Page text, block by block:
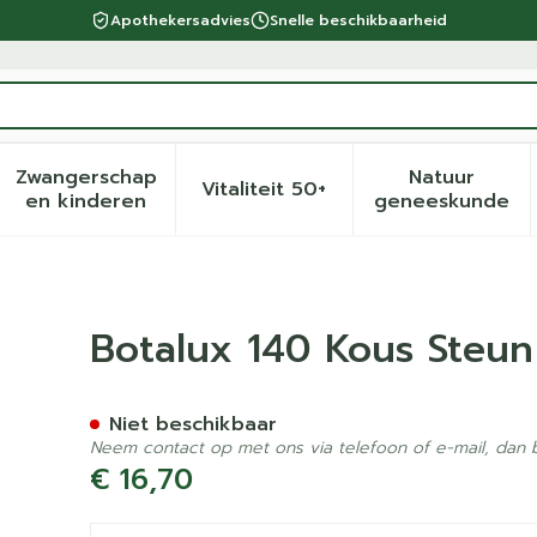
Apothekersadvies Snelle beschikbaarheid
verzorging en hygiëne categorie
voor Dieet, voeding en vitamines categorie
Zwangerschap
en kinderenToon submenu voor Zwangerschap en
Vitaliteit 50+Toon submenu voor
Natuur
geneeskunde
Toon
Botalux 140 Kous
€ 16,70
Niet beschikbaar
Neem contact op met ons via telefoon of e-mail, dan